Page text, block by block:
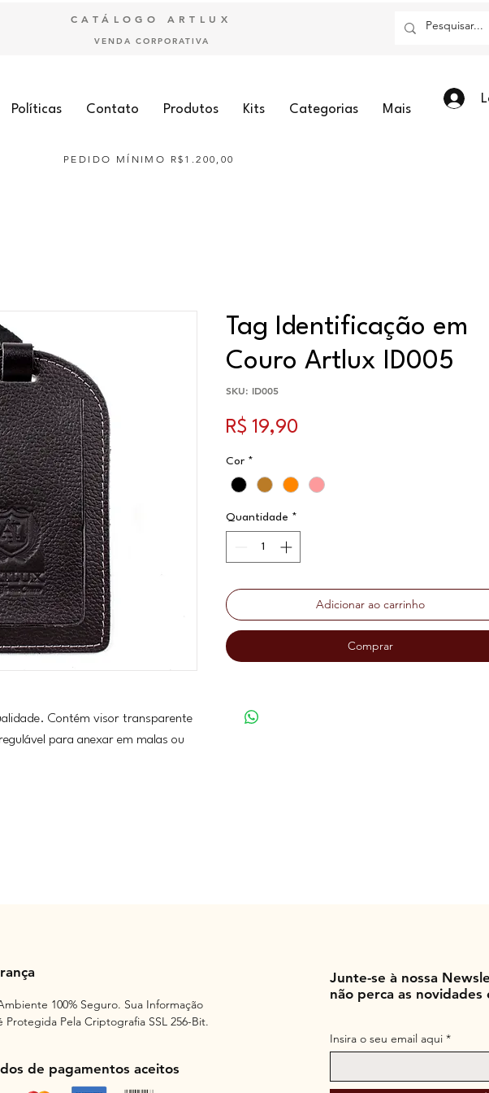
CATÁLOGO ARTLUX
VENDA CORPORATIVA
Políticas Contato Produtos Kits Categorias Mais
PEDIDO MÍNIMO R$1.200,00
Contém visor transparente
para anexar em malas ou
Tag Identificação em
Couro Artlux ID005
SKU: ID005
R$ 19,90
Cor *
Quantidade *
Adicionar ao carrinho
Comprar
100% Seguro. Sua Informação
Protegida Pela Criptografia SSL 256-Bit.
de pagamentos aceitos
Junte-se à nossa
não perca as novidades
Insira o seu email aqui